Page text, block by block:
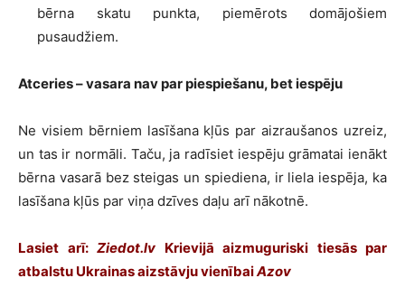
bērna skatu punkta, piemērots domājošiem
pusaudžiem.
Atceries – vasara nav par piespiešanu, bet iespēju
Ne visiem bērniem lasīšana kļūs par aizraušanos uzreiz,
un tas ir normāli. Taču, ja radīsiet iespēju grāmatai ienākt
bērna vasarā bez steigas un spiediena, ir liela iespēja, ka
lasīšana kļūs par viņa dzīves daļu arī nākotnē.
Lasiet arī: Ziedot.lv Krievijā aizmuguriski tiesās par
atbalstu Ukrainas aizstāvju vienībaiAzov